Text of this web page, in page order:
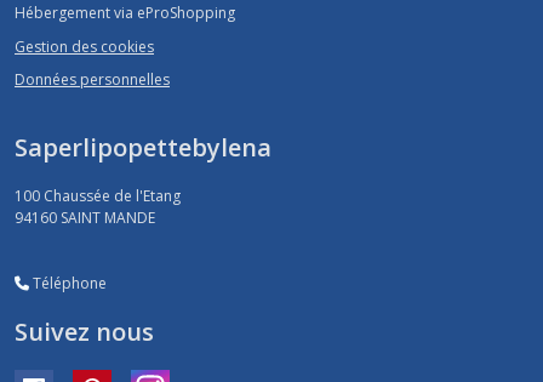
Hébergement via eProShopping
Gestion des cookies
Données personnelles
Saperlipopettebylena
100 Chaussée de l'Etang
94160 SAINT MANDE
Téléphone
Suivez nous